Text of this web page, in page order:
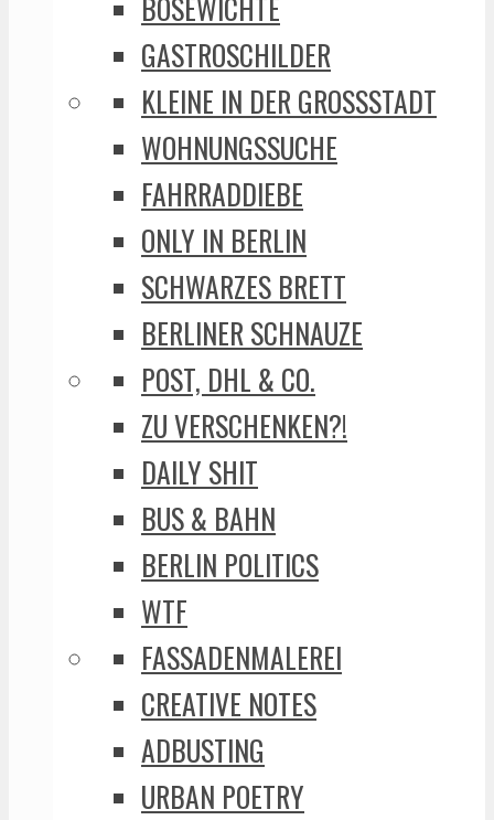
GASTROSCHILDER
KLEINE IN DER GROSSSTADT
WOHNUNGSSUCHE
FAHRRADDIEBE
ONLY IN BERLIN
SCHWARZES BRETT
BERLINER SCHNAUZE
POST, DHL & CO.
ZU VERSCHENKEN?!
DAILY SHIT
BUS & BAHN
BERLIN POLITICS
WTF
FASSADENMALEREI
CREATIVE NOTES
ADBUSTING
URBAN POETRY